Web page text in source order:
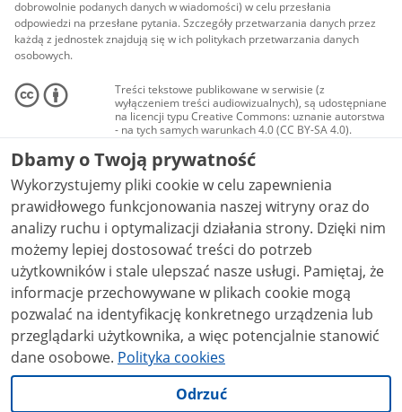
dobrowolnie podanych danych w wiadomości) w celu przesłania
odpowiedzi na przesłane pytania. Szczegóły przetwarzania danych przez
każdą z jednostek znajdują się w ich politykach przetwarzania danych
osobowych.
Treści tekstowe publikowane w serwisie (z
wyłączeniem treści audiowizualnych), są udostępniane
na licencji typu Creative Commons: uznanie autorstwa
- na tych samych warunkach 4.0 (CC BY-SA 4.0).
Materiały audiowizualne, w tym zdjęcia, materiały
audio i wideo, są udostępniane na licencji typu
Creative Commons: uznanie autorstwa użycie
niekomercyjne - bez utworów zależnych 4.0 (CC BY-
NC-ND 4.0), o ile nie jest to stwierdzone inaczej.
Dbamy o Twoją prywatność
Wykorzystujemy pliki cookie w celu zapewnienia
prawidłowego funkcjonowania naszej witryny oraz do
analizy ruchu i optymalizacji działania strony. Dzięki nim
możemy lepiej dostosować treści do potrzeb
użytkowników i stale ulepszać nasze usługi. Pamiętaj, że
informacje przechowywane w plikach cookie mogą
pozwalać na identyfikację konkretnego urządzenia lub
przeglądarki użytkownika, a więc potencjalnie stanowić
dane osobowe. Polityka cookies
Odrzuć